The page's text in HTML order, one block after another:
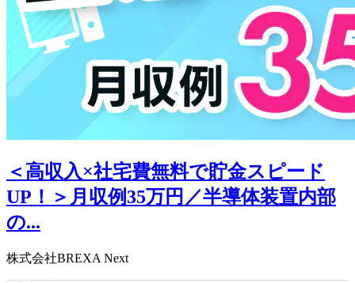
＜高収入×社宅費無料で貯金スピード
UP！＞月収例35万円／半導体装置内部
の...
株式会社BREXA Next